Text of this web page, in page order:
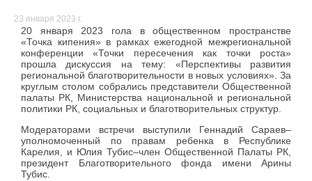
23 января 2023 г.
20 января 2023 гола в общественном пространстве
«Точка кипения» в рамках ежегодной межрегиональной
конференции «Точки пересечения как точки роста»
прошла дискуссия на тему: «Перспективы развития
региональной благотворительности в новых условиях». За
круглым столом собрались представители Общественной
палаты РК, Министерства национальной и региональной
политики РК, социальных и благотворительных структур.
Модераторами встречи выступили Геннадий Сараев–
уполномоченный по правам ребенка в Республике
Карелия, и Юлия Тубис–член Общественной Палаты РК,
президент Благотворительного фонда имени Арины
Тубис.